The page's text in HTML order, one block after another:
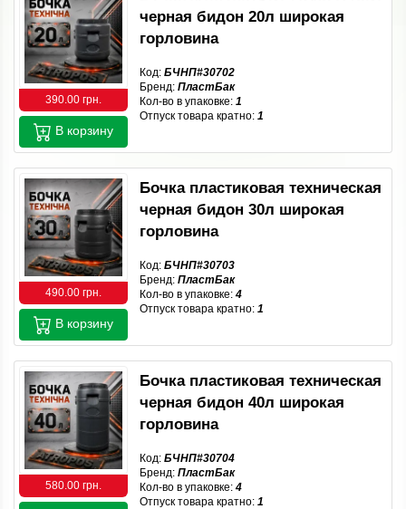
390.00 грн.
черная бидон 20л широкая
горловина
Код: БЧНП#30702
Бренд: ПластБак
Кол-во в упаковке: 1
Отпуск товара кратно: 1
В корзину
490.00 грн.
Бочка пластиковая техническая
черная бидон 30л широкая
горловина
Код: БЧНП#30703
Бренд: ПластБак
Кол-во в упаковке: 4
Отпуск товара кратно: 1
В корзину
580.00 грн.
Бочка пластиковая техническая
черная бидон 40л широкая
горловина
Код: БЧНП#30704
Бренд: ПластБак
Кол-во в упаковке: 4
Отпуск товара кратно: 1